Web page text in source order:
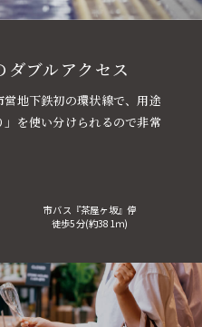
ブルアクセス
地下鉄初の環状線で、用途
を使い分けられるので非常
市バス『茶屋ヶ坂』停
徒歩5分(約381ｍ)